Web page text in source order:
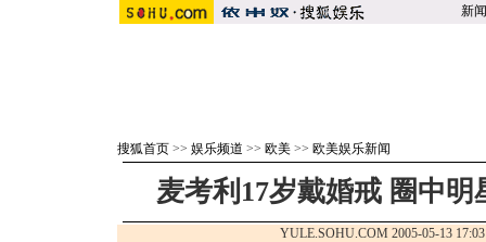
新闻
搜狐首页 >> 娱乐频道 >> 欧美 >> 欧美娱乐新闻
麦考利17岁戴婚戒 圈中
YULE.SOHU.COM 2005-05-13